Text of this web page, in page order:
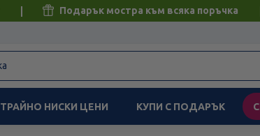
Подарък мостра към всяка поръчка
ТРАЙНО НИСКИ ЦЕНИ КУПИ С ПОДАРЪК